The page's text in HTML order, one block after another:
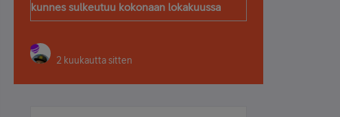
kunnes sulkeutuu kokonaan lokakuussa
2 kuukautta sitten